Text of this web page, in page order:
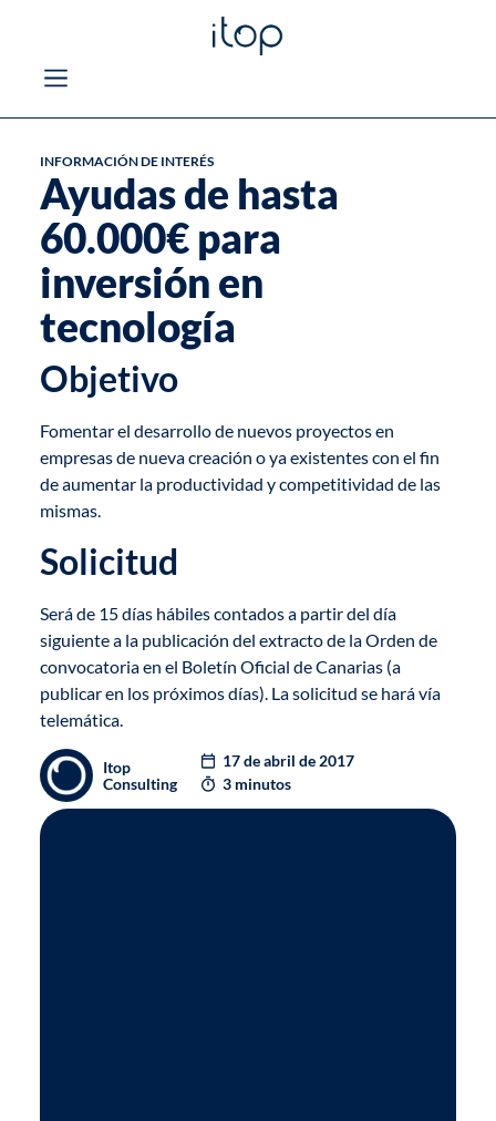
INFORMACIÓN DE INTERÉS
Ayudas de hasta
60.000€ para
inversión en
tecnología
Objetivo
Fomentar el desarrollo de nuevos proyectos en
empresas de nueva creación o ya existentes con el fin
de aumentar la productividad y competitividad de las
mismas.
Solicitud
Será de 15 días hábiles contados a partir del día
siguiente a la publicación del extracto de la Orden de
convocatoria en el Boletín Oficial de Canarias (a
publicar en los próximos días). La solicitud se hará vía
telemática.
Itop
Consulting
17 de abril de 2017
3 minutos